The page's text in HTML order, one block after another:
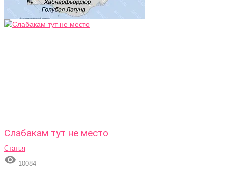
Слабакам тут не место
Статья
 10084